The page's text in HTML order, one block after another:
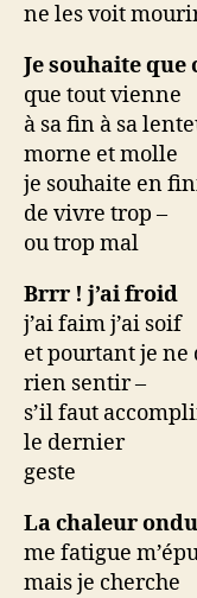
ne les voit
Je souhaite que
que tout vienne
à sa fin à sa
morne et molle
je souhaite en
de vivre trop –
ou trop mal
Brrr ! j’ai froid
j’ai faim j’ai soif
et pourtant je ne
rien sentir –
s’il faut
le dernier
geste
La chaleur
me fatigue
mais je cherche